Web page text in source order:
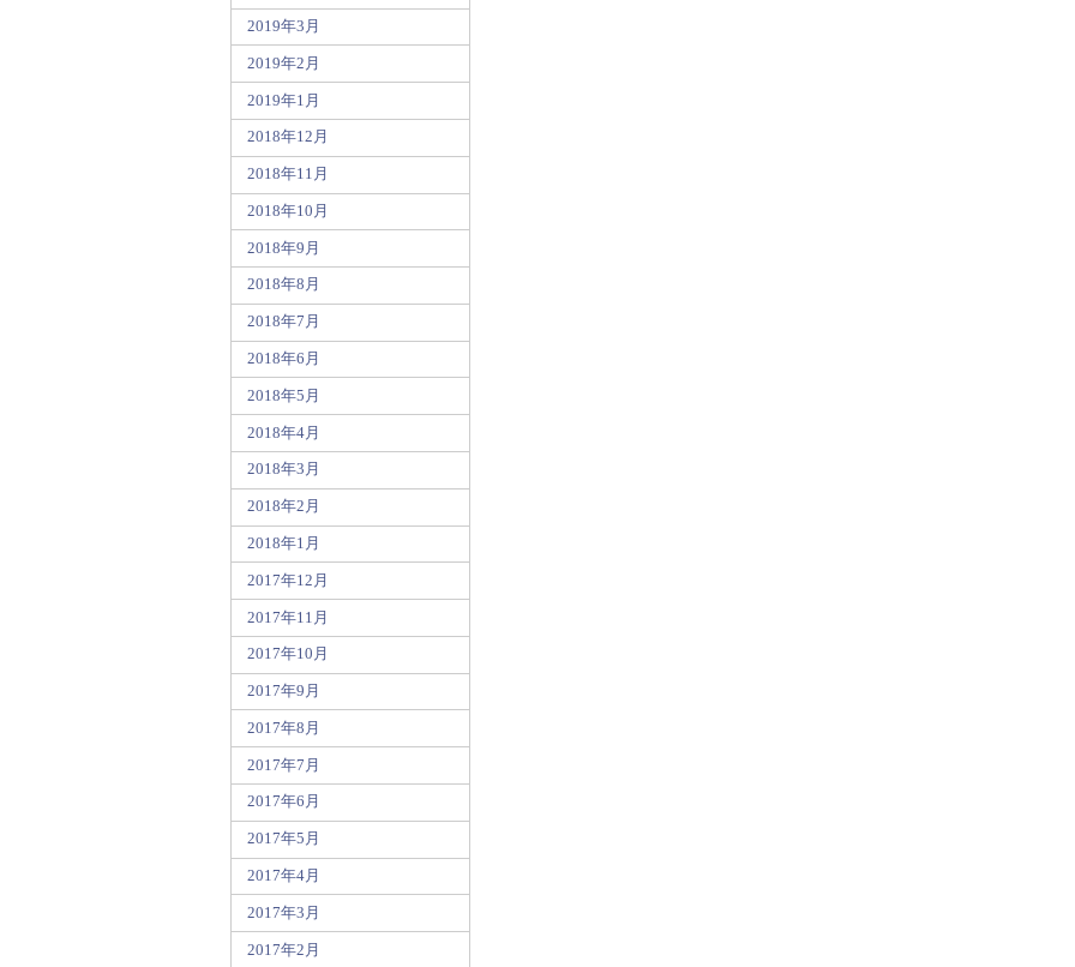
2019年3月
2019年2月
2019年1月
2018年12月
2018年11月
2018年10月
2018年9月
2018年8月
2018年7月
2018年6月
2018年5月
2018年4月
2018年3月
2018年2月
2018年1月
2017年12月
2017年11月
2017年10月
2017年9月
2017年8月
2017年7月
2017年6月
2017年5月
2017年4月
2017年3月
2017年2月